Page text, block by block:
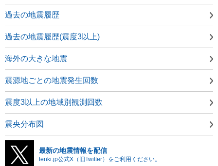
過去の地震履歴
過去の地震履歴(震度3以上)
海外の大きな地震
震源地ごとの地震発生回数
震度3以上の地域別観測回数
震央分布図
最新の地震情報を配信
tenki.jp公式X（旧Twitter）をご利用ください。